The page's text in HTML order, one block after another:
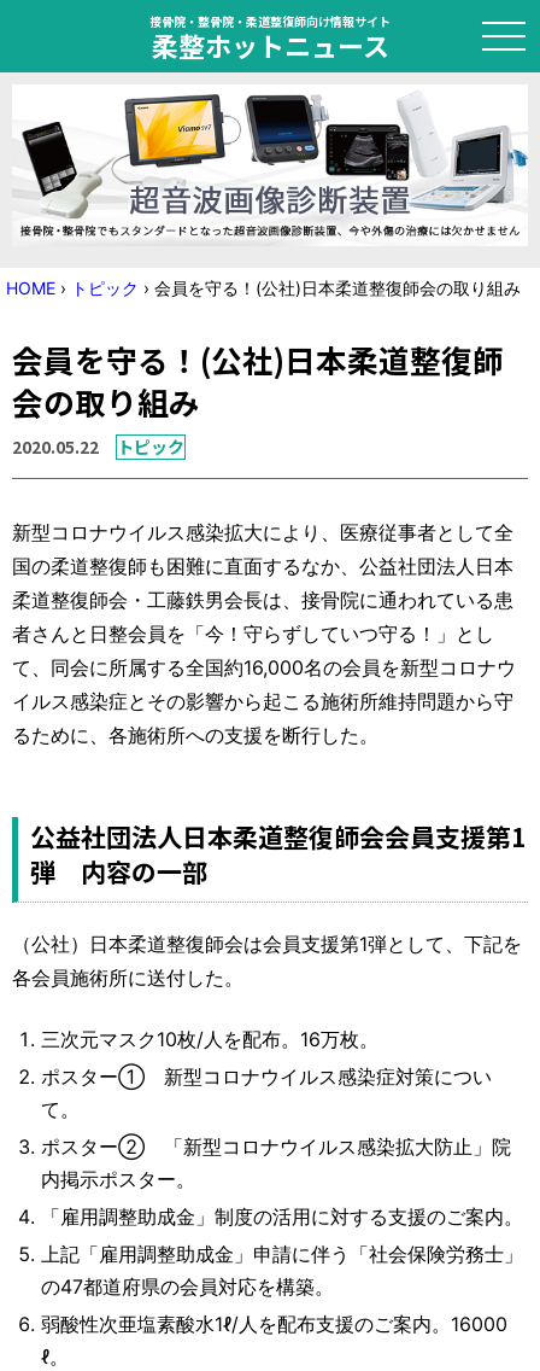
接骨院・整骨院・柔道整復師向け情報サイト
柔整ホットニュース
HOME
トピック
ニュース
国家試験対策
学会・セミナー情報
運営元 お問い合わせ
HOME › トピック › 会員を守る！(公社)日本柔道整復師会の取り組み
会員を守る！(公社)日本柔道整復師
会の取り組み
2020.05.22 トピック
新型コロナウイルス感染拡大により、医療従事者として全
国の柔道整復師も困難に直面するなか、公益社団法人日本
柔道整復師会・工藤鉄男会長は、接骨院に通われている患
者さんと日整会員を「今！守らずしていつ守る！」とし
て、同会に所属する全国約16,000名の会員を新型コロナウ
イルス感染症とその影響から起こる施術所維持問題から守
るために、各施術所への支援を断行した。
公益社団法人日本柔道整復師会会員支援第1
弾 内容の一部
（公社）日本柔道整復師会は会員支援第1弾として、下記を
各会員施術所に送付した。
三次元マスク10枚/人を配布。16万枚。
ポスター① 新型コロナウイルス感染症対策につい
て。
ポスター② 「新型コロナウイルス感染拡大防止」院
内掲示ポスター。
「雇用調整助成金」制度の活用に対する支援のご案内。
上記「雇用調整助成金」申請に伴う「社会保険労務士」
の47都道府県の会員対応を構築。
弱酸性次亜塩素酸水1ℓ/人を配布支援のご案内。16000
ℓ。